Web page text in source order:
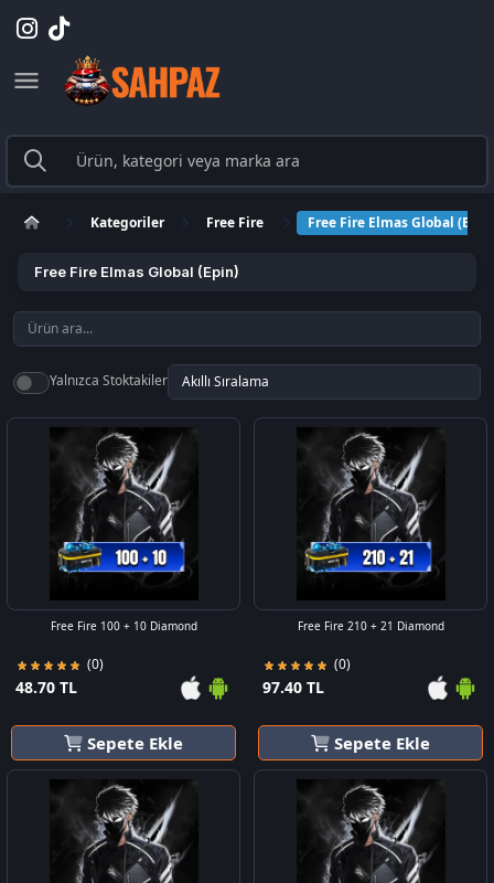
Kategoriler Free Fire Free Fire Elmas Global
Free Fire Elmas Global (Epin)
Yalnızca Stoktakiler
Free Fire 100 + 10 Diamond
(0)
48.70 TL
Sepete Ekle
Free Fire 210 + 21 Diamond
(0)
97.40 TL
Sepete Ekle